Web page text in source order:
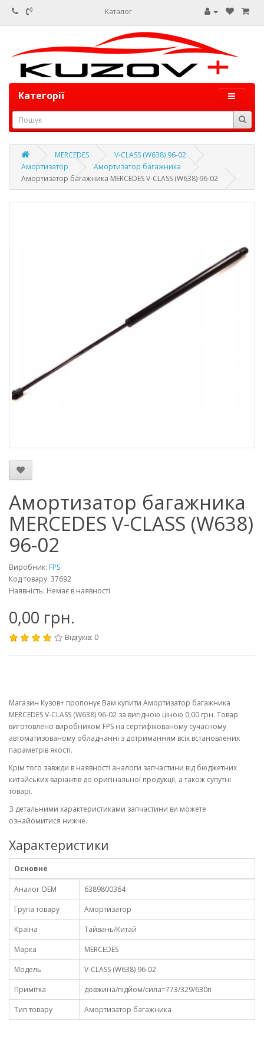
Каталог
Категорії
MERCEDES
V-CLASS (W638) 96-02
Амортизатор
Амортизатор багажника
Амортизатор багажника MERCEDES V-CLASS (W638) 96-02
Амортизатор багажника
MERCEDES V-CLASS (W638)
96-02
Виробник: FPS
Код товару: 37692
Наявність: Немає в наявності
0,00 грн.
Відгуків: 0
Магазин Кузов+ пропонує Вам купити Амортизатор багажника
MERCEDES V-CLASS (W638) 96-02 за вигідною ціною 0,00 грн. Товар
виготовлено виробником FPS на сертифікованому сучасному
автоматизованому обладнанні з дотриманням всіх встановлених
параметрів якості.
Крім того завжди в наявності аналоги запчастини від бюджетних
китайських варіантів до оригінальної продукції, а також супутні
товарі.
З детальними характеристиками запчастини ви можете
ознайомитися нижче.
Характеристики
Основне
Аналог OEM
6389800364
Група товару
Амортизатор
Країна
Тайвань/Китай
Марка
MERCEDES
Модель
V-CLASS (W638) 96-02
Примітка
довжина/підйом/сила=773/329/630n
Тип товару
Амортизатор багажника